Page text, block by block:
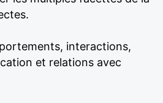
interactions,
et relations avec